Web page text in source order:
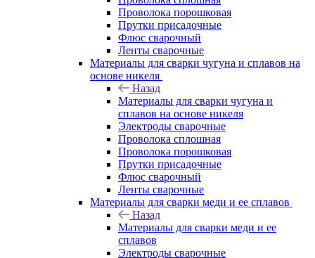
Проволока порошковая
Прутки присадочные
Флюс сварочный
Ленты сварочные
Материалы для сварки чугуна и сплавов на
основе никеля
Назад
Материалы для сварки чугуна и
сплавов на основе никеля
Электроды сварочные
Проволока сплошная
Проволока порошковая
Прутки присадочные
Флюс сварочный
Ленты сварочные
Материалы для сварки меди и ее сплавов
Назад
Материалы для сварки меди и ее
сплавов
Электроды сварочные